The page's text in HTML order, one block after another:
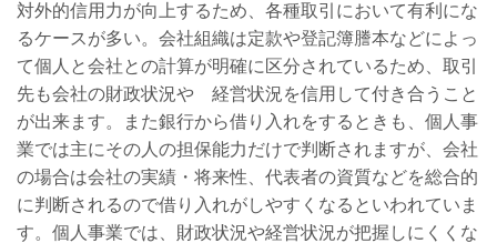
対外的信用力が向上するため、各種取引において有利にな
るケースが多い。会社組織は定款や登記簿謄本などによっ
て個人と会社との計算が明確に区分されているため、取引
先も会社の財政状況や 経営状況を信用して付き合うこと
が出来ます。また銀行から借り入れをするときも、個人事
業では主にその人の担保能力だけで判断されますが、会社
の場合は会社の実績・将来性、代表者の資質などを総合的
に判断されるので借り入れがしやすくなるといわれていま
す。個人事業では、財政状況や経営状況が把握しにくくな